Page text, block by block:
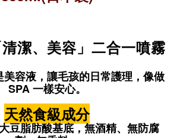
潔、美容」二合一噴霧
美容液，讓毛孩的日常護理，像做
SPA 一樣安心。
天然食級成分
豆脂肪酸基底，無酒精、無防腐